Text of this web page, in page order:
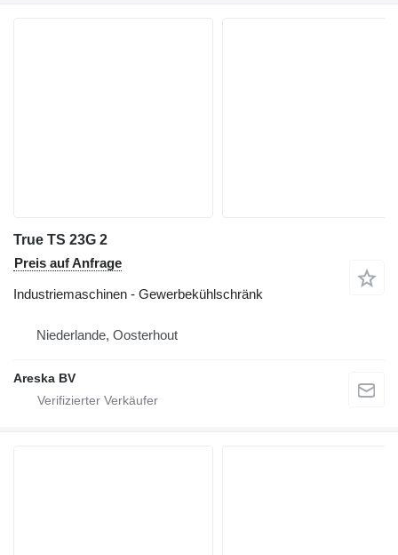
True TS 23G 2
Preis auf Anfrage
Industriemaschinen - Gewerbekühlschränk
Niederlande, Oosterhout
Areska BV